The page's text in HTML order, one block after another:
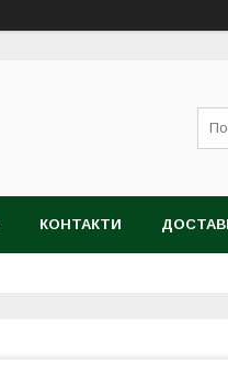
КОНТАКТИ